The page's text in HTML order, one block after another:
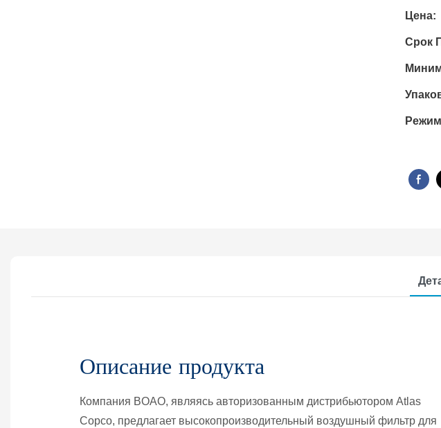
Цена:
Срок
Описание продукта
Компания BOAO, являясь авторизованным дистрибьютором Atlas
Copco, предлагает высокопроизводительный воздушный фильтр для